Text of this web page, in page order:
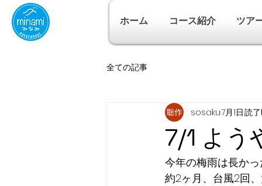
ホーム コース紹介 ツア
全ての記事
7/1 よう
sosaku7月1日読了
今年の梅雨は長か
約2ヶ月、台風2回